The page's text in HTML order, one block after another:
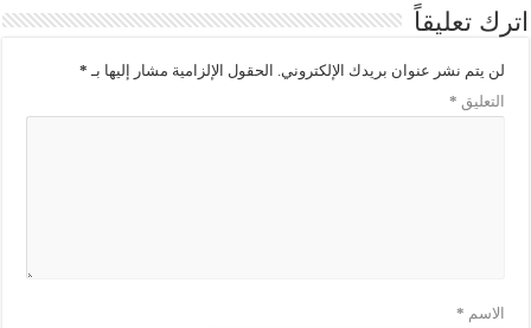
اترك تعليقاً
لن يتم نشر عنوان بريدك الإلكتروني. الحقول الإلزامية مشار إليها بـ *
التعليق *
الاسم *